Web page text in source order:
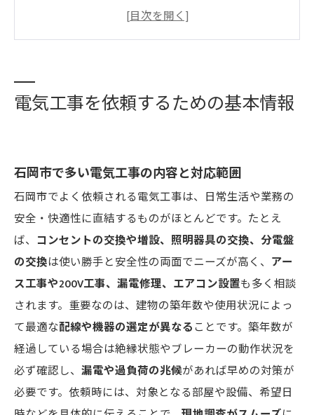
照明設備やエアコン設置などの電気工事で解決
石岡市で電気工事が選ばれる（求められる）理
会社概要
関連エリア
対応地域
電気工事を依頼するための基本情報
石岡市で多い電気工事の内容と対応範囲
石岡市でよく依頼される電気工事は、日常生活や業務の
安全・快適性に直結するものがほとんどです。たとえ
ば、 コンセントの交換や増設、照明器具の交換、分電盤
の交換は使い勝手と安全性の両面でニーズが高く、 アー
ス工事や200V工事、漏電修理、エアコン設置も多く相談
されます。重要なのは、建物の築年数や使用状況によっ
て最適な配線や機器の選定が異なることです。築年数が
経過している場合は絶縁状態やブレーカーの動作状況を
必ず確認し、 漏電や過負荷の兆候があれば早めの対策が
必要です。依頼時には、対象となる部屋や設備、希望日